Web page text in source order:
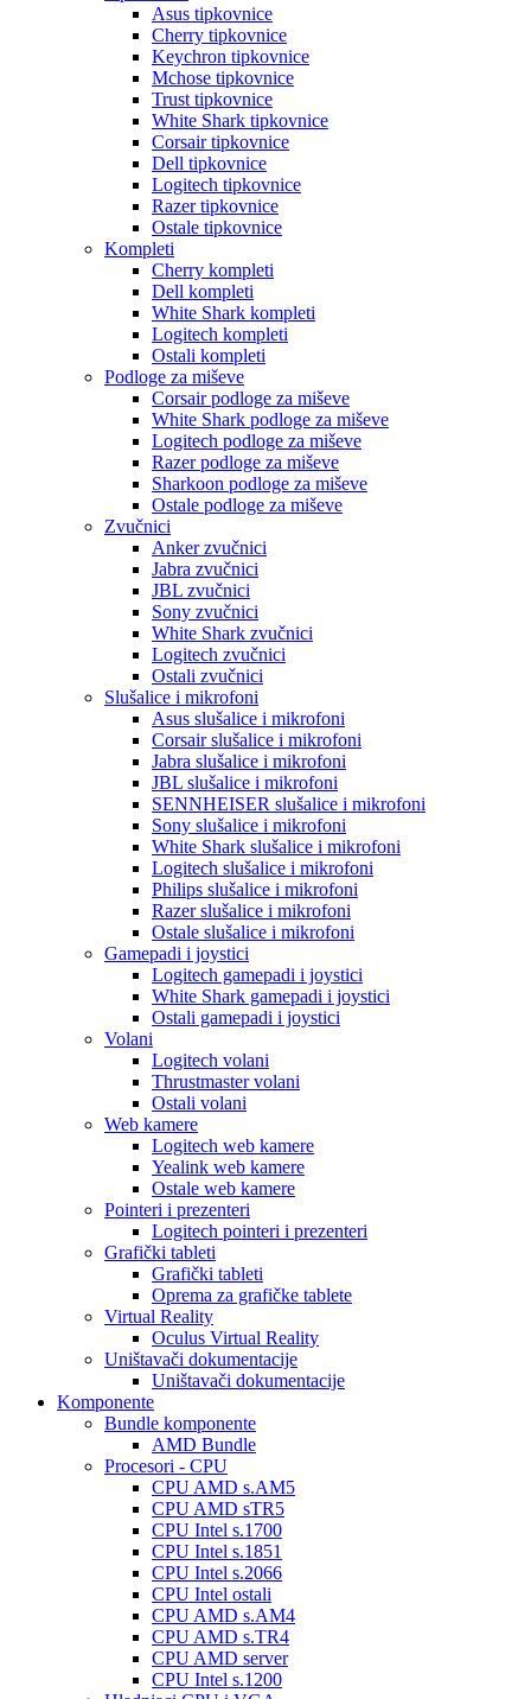
Asus tipkovnice
Cherry tipkovnice
Keychron tipkovnice
Mchose tipkovnice
Trust tipkovnice
White Shark tipkovnice
Corsair tipkovnice
Dell tipkovnice
Logitech tipkovnice
Razer tipkovnice
Ostale tipkovnice
Kompleti
Cherry kompleti
Dell kompleti
White Shark kompleti
Logitech kompleti
Ostali kompleti
Podloge za miševe
Corsair podloge za miševe
White Shark podloge za miševe
Logitech podloge za miševe
Razer podloge za miševe
Sharkoon podloge za miševe
Ostale podloge za miševe
Zvučnici
Anker zvučnici
Jabra zvučnici
JBL zvučnici
Sony zvučnici
White Shark zvučnici
Logitech zvučnici
Ostali zvučnici
Slušalice i mikrofoni
Asus slušalice i mikrofoni
Corsair slušalice i mikrofoni
Jabra slušalice i mikrofoni
JBL slušalice i mikrofoni
SENNHEISER slušalice i mikrofoni
Sony slušalice i mikrofoni
White Shark slušalice i mikrofoni
Logitech slušalice i mikrofoni
Philips slušalice i mikrofoni
Razer slušalice i mikrofoni
Ostale slušalice i mikrofoni
Gamepadi i joystici
Logitech gamepadi i joystici
White Shark gamepadi i joystici
Ostali gamepadi i joystici
Volani
Logitech volani
Thrustmaster volani
Ostali volani
Web kamere
Logitech web kamere
Yealink web kamere
Ostale web kamere
Pointeri i prezenteri
Logitech pointeri i prezenteri
Grafički tableti
Grafički tableti
Oprema za grafičke tablete
Virtual Reality
Oculus Virtual Reality
Uništavači dokumentacije
Uništavači dokumentacije
Komponente
Bundle komponente
AMD Bundle
Procesori - CPU
CPU AMD s.AM5
CPU AMD sTR5
CPU Intel s.1700
CPU Intel s.1851
CPU Intel s.2066
CPU Intel ostali
CPU AMD s.AM4
CPU AMD s.TR4
CPU AMD server
CPU Intel s.1200